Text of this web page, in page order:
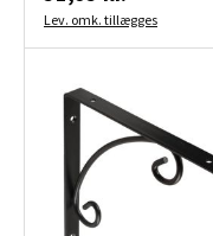
Lev. omk. tillægges